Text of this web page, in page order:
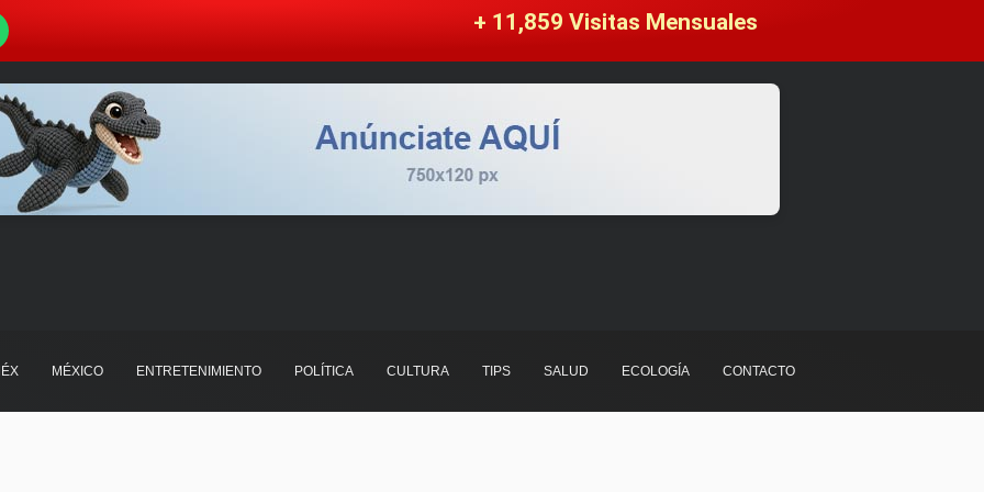
+ 11,859 Visitas Mensuales
MÉXICO ENTRETENIMIENTO POLÍTICA CULTURA TIPS SALUD ECOLOGÍA CONTACTO